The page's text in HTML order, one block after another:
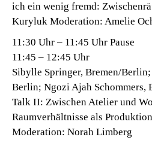
ich ein wenig fremd:
Kuryluk Moderation: Amelie
11:30 Uhr – 11:45 Uhr Pause
11:45 – 12:45 Uhr
Sibylle Springer, Bremen/
Berlin; Ngozi Ajah Schommers,
Talk II: Zwischen Atelier und
Raumverhältnisse als
Moderation: Norah Limberg